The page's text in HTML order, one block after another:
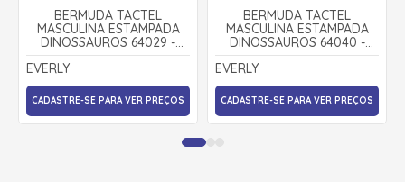
BERMUDA TACTEL
MASCULINA ESTAMPADA
DINOSSAUROS 64029 -
EVERLY
EVERLY
CADASTRE-SE PARA VER PREÇOS
BERMUDA TACTEL
MASCULINA ESTAMPADA
DINOSSAUROS 64040 -
EVERLY
EVERLY
CADASTRE-SE PARA VER PREÇOS